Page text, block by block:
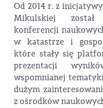
Od 2014 r. z
Mikulskiej został
konferencji
w katastrze i
które stały się
prezentacji
wspomnianej
dużym
z ośrodków